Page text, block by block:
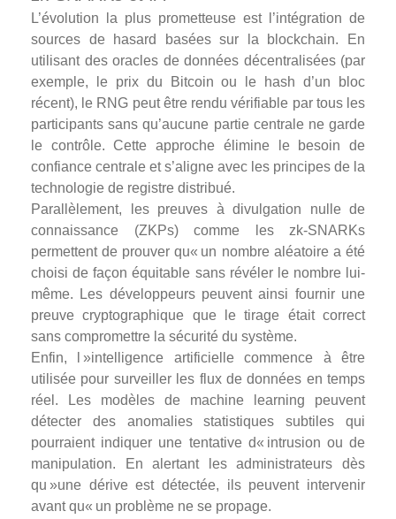
L’évolution la plus prometteuse est l’intégration de
sources de hasard basées sur la blockchain. En
utilisant des oracles de données décentralisées (par
exemple, le prix du Bitcoin ou le hash d’un bloc
récent), le RNG peut être rendu vérifiable par tous les
participants sans qu’aucune partie centrale ne garde
le contrôle. Cette approche élimine le besoin de
confiance centrale et s’aligne avec les principes de la
technologie de registre distribué.
Parallèlement, les preuves à divulgation nulle de
connaissance (ZKPs) comme les zk-SNARKs
permettent de prouver qu« un nombre aléatoire a été
choisi de façon équitable sans révéler le nombre lui-
même. Les développeurs peuvent ainsi fournir une
preuve cryptographique que le tirage était correct
sans compromettre la sécurité du système.
Enfin, l »intelligence artificielle commence à être
utilisée pour surveiller les flux de données en temps
réel. Les modèles de machine learning peuvent
détecter des anomalies statistiques subtiles qui
pourraient indiquer une tentative d« intrusion ou de
manipulation. En alertant les administrateurs dès
qu »une dérive est détectée, ils peuvent intervenir
avant qu« un problème ne se propage.